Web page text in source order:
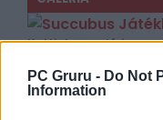
PC Gruru - Do Not
Information
Kattints a galéria
Mindez szép és